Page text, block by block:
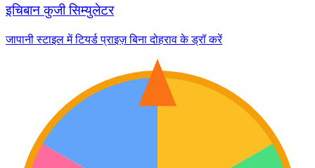
इचिबान कुजी सिम्युलेटर
जापानी स्टाइल में टियर्ड प्राइज़ बिना दोहराव के ड्रॉ करें